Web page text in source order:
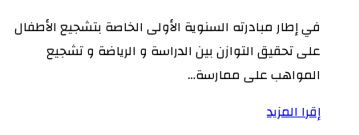
في إطار مبادرته السنوية الأولى الخاصة بتشجيع الأطفال
على تحقيق التوازن بين الدراسة و الرياضة و تشجيع
المواهب على ممارسة…
إقرا المزيد